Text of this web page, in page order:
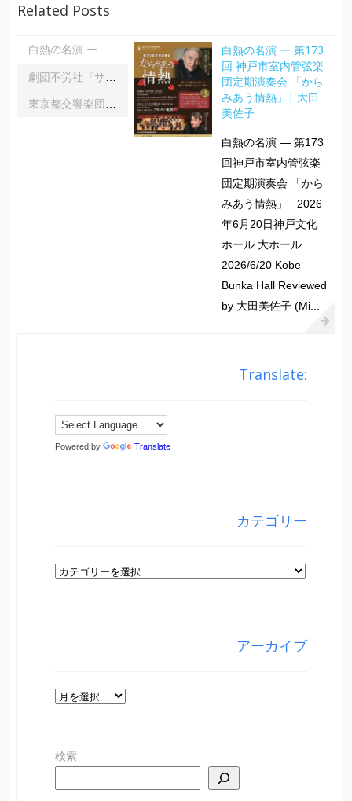
Related Posts
白熱の名演 ー 第173回 神戸市室内管弦楽団定期演奏会 「からみあう情熱」| 大田美佐子
白熱の名演 ー 第173
回 神戸市室内管弦楽
団定期演奏会 「から
みあう情熱」| 大田
美佐子
白熱の名演 ― 第173
回神戸市室内管弦楽
団定期演奏会 「から
みあう情熱」 2026
年6月20日神戸文化
ホール 大ホール
2026/6/20 Kobe
Bunka Hall Reviewed
by 大田美佐子 (Mi...
Translate:
Powered by Translate
カテゴリー
カ
アーカイブ
ア
イ
検索